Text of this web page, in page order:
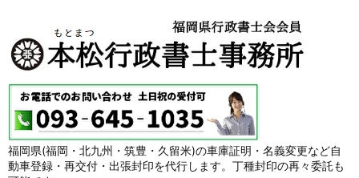
福岡県(福岡・北九州・筑豊・久留米)の車庫証明・名義変更など自
動車登録・再交付・出張封印を代行します。丁種封印の再々委託も